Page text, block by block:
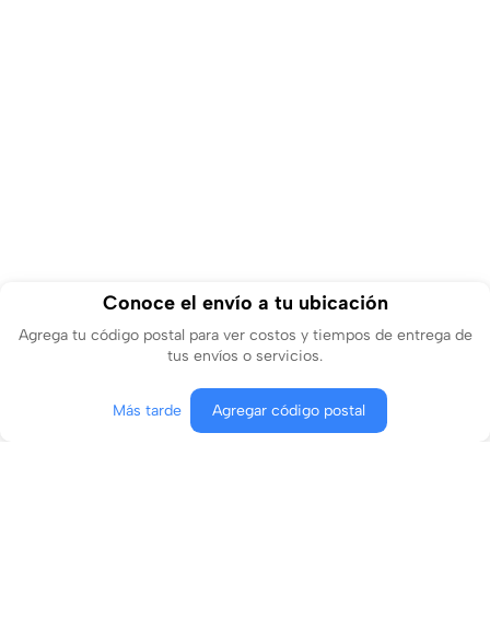
Conoce el envío a tu ubicación
Agrega tu código postal para ver costos y tiempos de entrega de
tus envíos o servicios.
Más tarde Agregar código postal
Agregar al carrito Comprar ahora